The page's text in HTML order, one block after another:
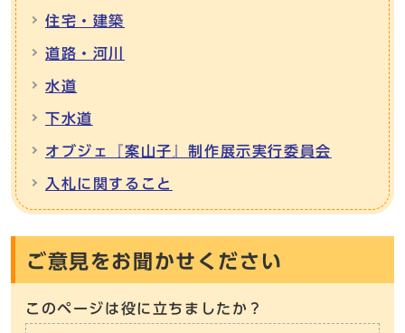
住宅・建築
道路・河川
水道
下水道
オブジェ『案山子』制作展示実行委員会
入札に関すること
ご意見をお聞かせください
このページは役に立ちましたか？